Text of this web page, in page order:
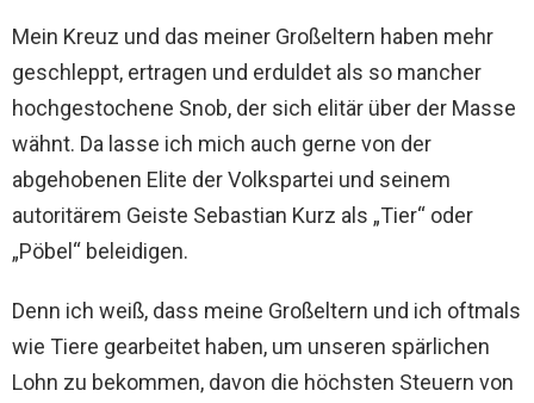
Mein Kreuz und das meiner Großeltern haben mehr
geschleppt, ertragen und erduldet als so mancher
hochgestochene Snob, der sich elitär über der Masse
wähnt. Da lasse ich mich auch gerne von der
abgehobenen Elite der Volkspartei und seinem
autoritärem Geiste Sebastian Kurz als „Tier“ oder
„Pöbel“ beleidigen.
Denn ich weiß, dass meine Großeltern und ich oftmals
wie Tiere gearbeitet haben, um unseren spärlichen
Lohn zu bekommen, davon die höchsten Steuern von